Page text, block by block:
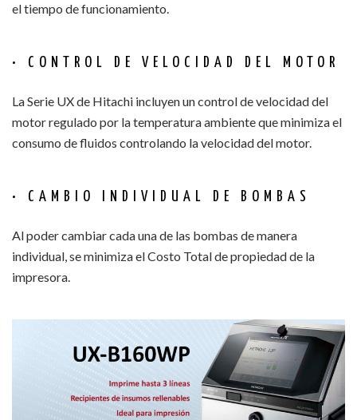
el tiempo de funcionamiento.
• CONTROL DE VELOCIDAD DEL MOTOR
La Serie UX de Hitachi incluyen un control de velocidad del
motor regulado por la temperatura ambiente que minimiza el
consumo de fluidos controlando la velocidad del motor.
• CAMBIO INDIVIDUAL DE BOMBAS
Al poder cambiar cada una de las bombas de manera
individual, se minimiza el Costo Total de propiedad de la
impresora.